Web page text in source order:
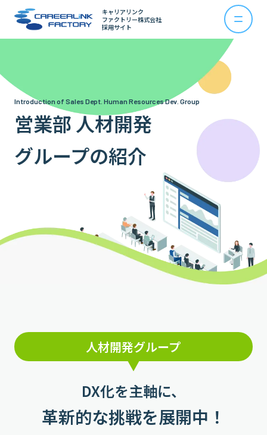
キャリアリンク
ファクトリー株式会社
採用サイト
Introduction of Sales Dept. Human Resources Dev. Group
営業部 人材開発
グループの紹介
人材開発グループ
DX化を主軸に、
革新的な挑戦を展開中！